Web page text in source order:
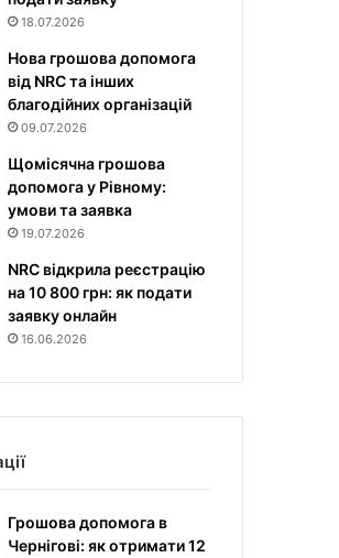
18.07.2026
Нова грошова допомога
від NRC та інших
благодійних організацій
09.07.2026
Щомісячна грошова
допомога у Рівному:
умови та заявка
19.07.2026
NRC відкрила реєстрацію
на 10 800 грн: як подати
заявку онлайн
16.06.2026
Грошова допомога в
Чернігові: як отримати 12